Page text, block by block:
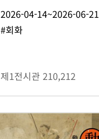
2026-04-14~2026-06-21
#회화
제1전시관 210,212